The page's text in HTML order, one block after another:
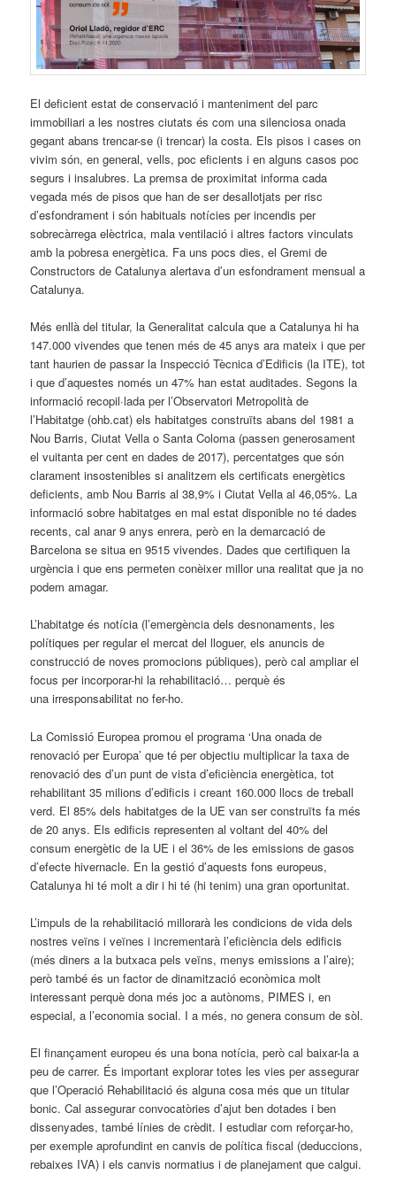
El deficient estat de conservació i manteniment del parc
immobiliari a les nostres ciutats és com una silenciosa onada
gegant abans trencar-se (i trencar) la costa. Els pisos i cases on
vivim són, en general, vells, poc eficients i en alguns casos poc
segurs i insalubres. La premsa de proximitat informa cada
vegada més de pisos que han de ser desallotjats per risc
d’esfondrament i són habituals notícies per incendis per
sobrecàrrega elèctrica, mala ventilació i altres factors vinculats
amb la pobresa energètica. Fa uns pocs dies, el Gremi de
Constructors de Catalunya alertava d’un esfondrament mensual a
Catalunya.
Més enllà del titular, la Generalitat calcula que a Catalunya hi ha
147.000 vivendes que tenen més de 45 anys ara mateix i que per
tant haurien de passar la Inspecció Tècnica d’Edificis (la ITE), tot
i que d’aquestes només un 47% han estat auditades. Segons la
informació recopil·lada per l’Observatori Metropolità de
l’Habitatge (ohb.cat) els habitatges construïts abans del 1981 a
Nou Barris, Ciutat Vella o Santa Coloma (passen generosament
el vuitanta per cent en dades de 2017), percentatges que són
clarament insostenibles si analitzem els certificats energètics
deficients, amb Nou Barris al 38,9% i Ciutat Vella al 46,05%. La
informació sobre habitatges en mal estat disponible no té dades
recents, cal anar 9 anys enrera, però en la demarcació de
Barcelona se situa en 9515 vivendes. Dades que certifiquen la
urgència i que ens permeten conèixer millor una realitat que ja no
podem amagar.
L’habitatge és notícia (l’emergència dels desnonaments, les
polítiques per regular el mercat del lloguer, els anuncis de
construcció de noves promocions públiques), però cal ampliar el
focus per incorporar-hi la rehabilitació… perquè és
una irresponsabilitat no fer-ho.
La Comissió Europea promou el programa ‘Una onada de
renovació per Europa’ que té per objectiu multiplicar la taxa de
renovació des d’un punt de vista d’eficiència energètica, tot
rehabilitant 35 milions d’edificis i creant 160.000 llocs de treball
verd. El 85% dels habitatges de la UE van ser construïts fa més
de 20 anys. Els edificis representen al voltant del 40% del
consum energètic de la UE i el 36% de les emissions de gasos
d’efecte hivernacle. En la gestió d’aquests fons europeus,
Catalunya hi té molt a dir i hi té (hi tenim) una gran oportunitat.
L’impuls de la rehabilitació millorarà les condicions de vida dels
nostres veïns i veïnes i incrementarà l’eficiència dels edificis
(més diners a la butxaca pels veïns, menys emissions a l’aire);
però també és un factor de dinamització econòmica molt
interessant perquè dona més joc a autònoms, PIMES i, en
especial, a l’economia social. I a més, no genera consum de sòl.
El finançament europeu és una bona notícia, però cal baixar-la a
peu de carrer. És important explorar totes les vies per assegurar
que l’Operació Rehabilitació és alguna cosa més que un titular
bonic. Cal assegurar convocatòries d’ajut ben dotades i ben
dissenyades, també línies de crèdit. I estudiar com reforçar-ho,
per exemple aprofundint en canvis de política fiscal (deduccions,
rebaixes IVA) i els canvis normatius i de planejament que calgui.